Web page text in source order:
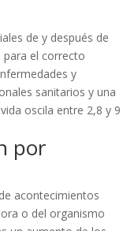
de y después de
el correcto
y
sanitarios y una
oscila entre 2,8 y 9
por
acontecimientos
o del organismo